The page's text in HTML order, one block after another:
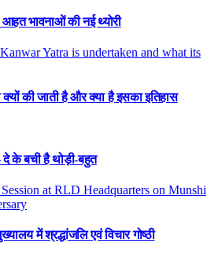
भावनाओं की नई थ्योरी
की जाती है और क्या है इसका इतिहास
दे के बची है थोड़ी-बहुत
में श्रद्धांजलि एवं विचार गोष्ठी